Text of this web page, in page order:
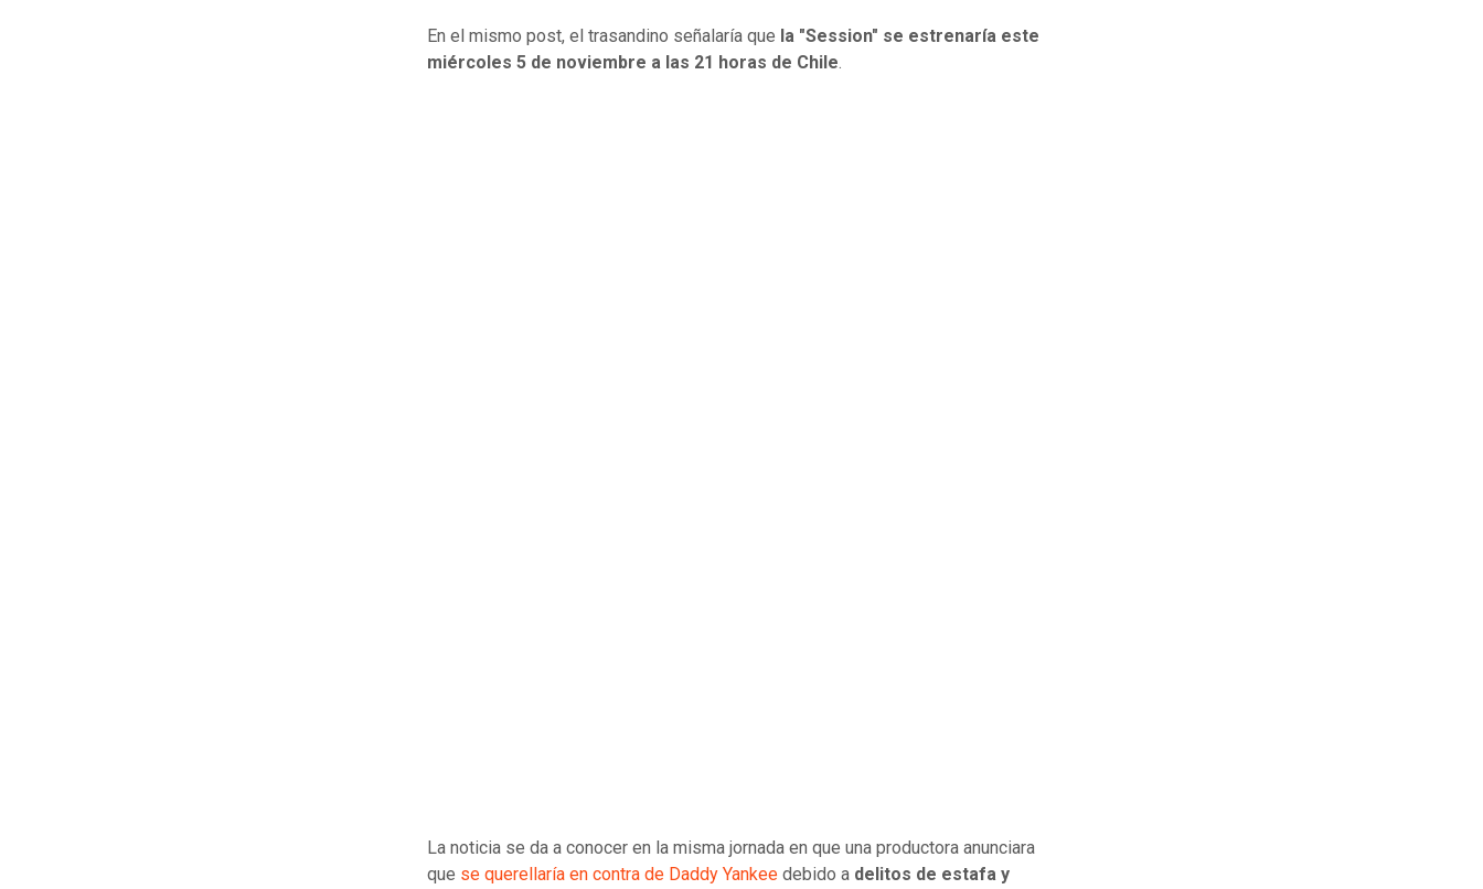
En el mismo post, el trasandino señalaría que la "Session" se estrenaría este
miércoles 5 de noviembre a las 21 horas de Chile.
La noticia se da a conocer en la misma jornada en que una productora anunciara
que se querellaría en contra de Daddy Yankee debido a delitos de estafa y